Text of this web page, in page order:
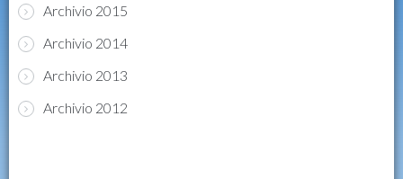
Archivio 2015
Archivio 2014
Archivio 2013
Archivio 2012